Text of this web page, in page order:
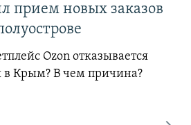
прием новых заказов
Ozon отказывается
в Крым? В чем причина?